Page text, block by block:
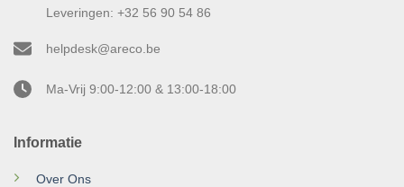
Informatie
Over Ons
Leveringen: +32 56 90 54 86
helpdesk@areco.be
Ma-Vrij 9:00-12:00 & 13:00-18:00